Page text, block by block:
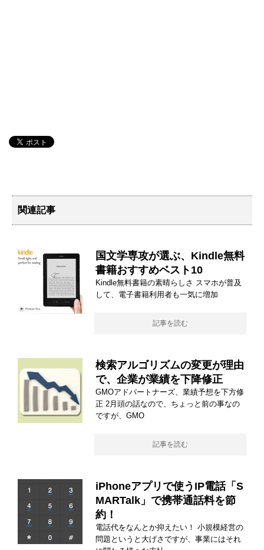
関連記事
国文学専攻が選ぶ、Kindle無料
書籍おすすめベスト10
Kindle無料書籍の素晴らしさ スマホが普及
して、電子書籍利用者も一気に増加
記事を読む
検索アルゴリズムの変更が理由
で、企業が業績を下降修正
GMOアドパートナーズ、業績予想を下方修
正 2月頭の話なので、ちょっと前の事なの
ですが、GMO
記事を読む
iPhoneアプリで使うIP電話「S
MARTalk」で携帯通話料を節
約！
電話代をなんとか抑えたい！ 小規模経営の
問題というと大げさですが、事業にはそれ